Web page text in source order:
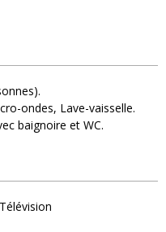
ondes Lave-vaisselle
baignoire et WC
Télévision